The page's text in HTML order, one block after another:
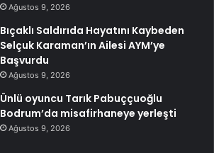
Ağustos 9, 2026
Bıçaklı Saldırıda Hayatını Kaybeden
Selçuk Karaman’ın Ailesi AYM’ye
Başvurdu
Ağustos 9, 2026
Ünlü oyuncu Tarık Pabuççuoğlu
Bodrum’da misafirhaneye yerleşti
Ağustos 9, 2026